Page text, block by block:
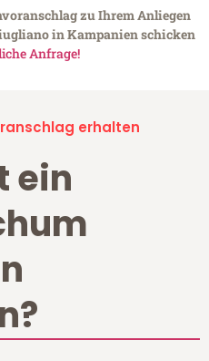
zu Ihrem Anliegen
in Kampanien schicken
Anfrage!
erhalten
ein